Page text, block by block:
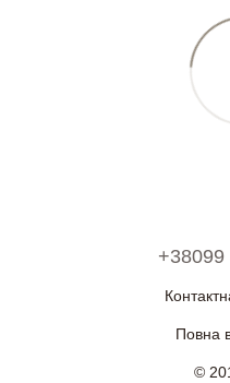
+38099
Повна
©